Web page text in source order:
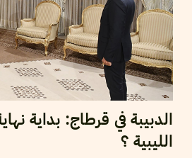
الدبيبة في قرطاج: بداية
الليبية ؟